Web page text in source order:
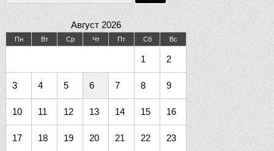
Август 2026
Пн Вт Ср Чт Пт Сб Вс
1 2
3 4 5 6 7 8 9
10 11 12 13 14 15 16
17 18 19 20 21 22 23